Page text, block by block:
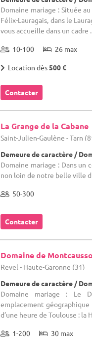
Domaine mariage : Située
Félix-Lauragais, dans le
vous accueille dans un cadre
10-100 26 max
Location dès500 €
Contacter
La Grange de la Cabane
Saint-Julien-Gaulène - Tarn
Demeure de caractère /
Domaine mariage : Dans un
non loin de notre belle ville
50-300
Contacter
Domaine de
Revel - Haute-Garonne (31)
Demeure de caractère /
Domaine mariage : Le
emplacement
d’une heure de Toulouse : la
1-200 30 max